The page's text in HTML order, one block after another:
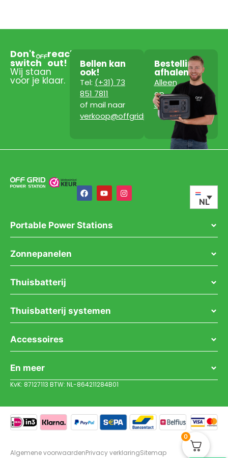
Don't
switch
reach
out!
Wij staan
voor je klaar.
Bellen kan
ook!
Tel: (+31) 73
851 7811
of mail naar
verkoop@offgridpowerstation.com
Bestelling
afhalen?
Alleen
op
afspraak!
NL
Portable Power Stations
Zonnepanelen
Thuisbatterij
Thuisbatterij systemen
Accessoires
En meer
KvK: 87127113 BTW: NL-864211284B01
Algemene voorwaardenPrivacy verklaringSitemap
0